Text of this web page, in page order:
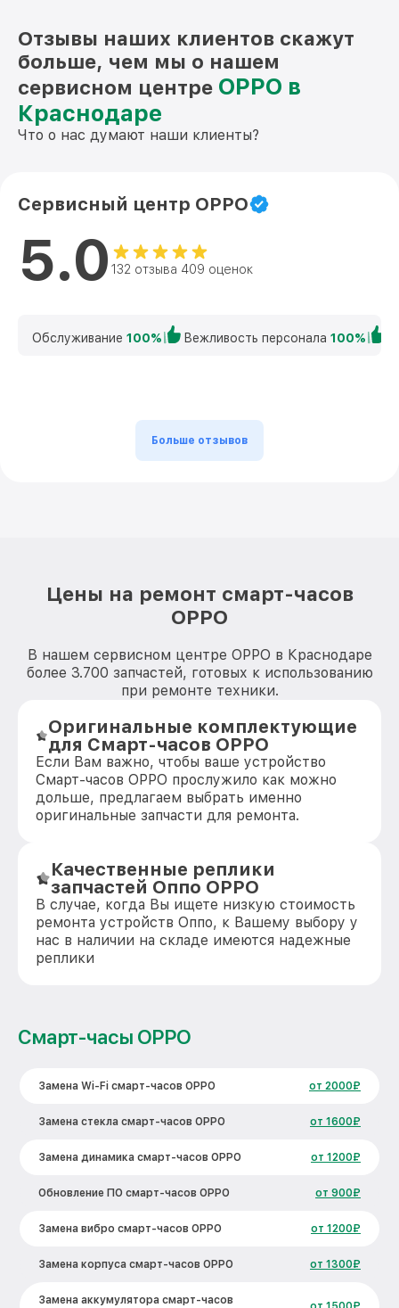
Отзывы наших клиентов скажут
больше, чем мы о нашем
сервисном центре OPPO в
Краснодаре
Что о нас думают наши клиенты?
Сервисный центр OPPO
5.0 132 отзыва 409 оценок
Обслуживание 100% Вежливость персонала 100%
Больше отзывов
Цены на ремонт смарт-часов
OPPO
В нашем сервисном центре OPPO в Краснодаре
более 3.700 запчастей, готовых к использованию
при ремонте техники.
Оригинальные комплектующие
для Смарт-часов OPPO
Если Вам важно, чтобы ваше устройство
Смарт-часов OPPO прослужило как можно
дольше, предлагаем выбрать именно
оригинальные запчасти для ремонта.
Качественные реплики
запчастей Оппо OPPO
В случае, когда Вы ищете низкую стоимость
ремонта устройств Оппо, к Вашему выбору у
нас в наличии на складе имеются надежные
реплики
Смарт-часы OPPO
Замена Wi-Fi смарт-часов OPPO от 2000₽
Замена стекла смарт-часов OPPO от 1600₽
Замена динамика смарт-часов OPPO от 1200₽
Обновление ПО смарт-часов OPPO от 900₽
Замена вибро смарт-часов OPPO от 1200₽
Замена корпуса смарт-часов OPPO от 1300₽
Замена аккумулятора смарт-часов